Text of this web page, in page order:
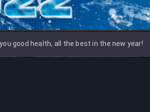
good health, all the best in the new year!